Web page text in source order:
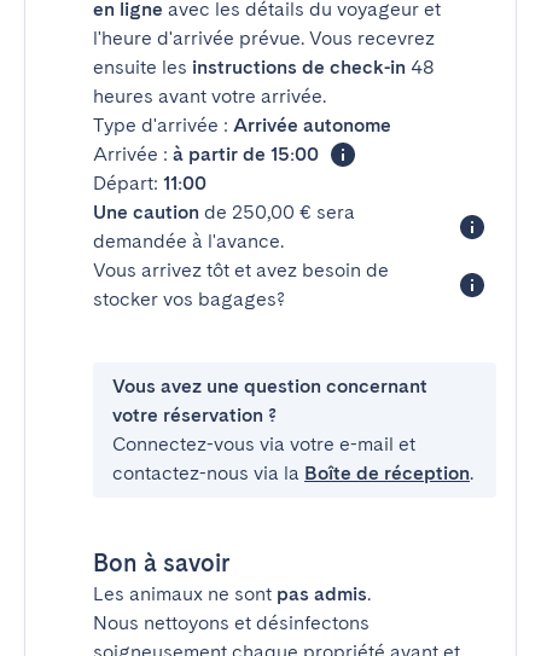
en ligne avec les détails du voyageur et
l'heure d'arrivée prévue. Vous recevrez
ensuite les instructions de check-in 48
heures avant votre arrivée.
Type d'arrivée : Arrivée autonome
Arrivée : à partir de 15:00
Départ: 11:00
Une caution de 250,00 € sera
demandée à l'avance.
Vous arrivez tôt et avez besoin de
stocker vos bagages?
Vous avez une question concernant
votre réservation ?
Connectez-vous via votre e-mail et
contactez-nous via la Boîte de réception.
Bon à savoir
Les animaux ne sont pas admis.
Nous nettoyons et désinfectons